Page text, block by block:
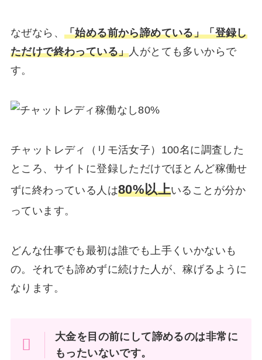
なぜなら、 「始める前から諦めている」「登録し
ただけで終わっている」人がとても多いからで
す。
チャットレディ（リモ活女子）100名に調査した
ところ、サイトに登録しただけでほとんど稼働せ
ずに終わっている人は80%以上いることが分か
っています。
どんな仕事でも最初は誰でも上手くいかないも
の。それでも諦めずに続けた人が、稼げるように
なります。
大金を目の前にして諦めるのは非常に
もったいないです。